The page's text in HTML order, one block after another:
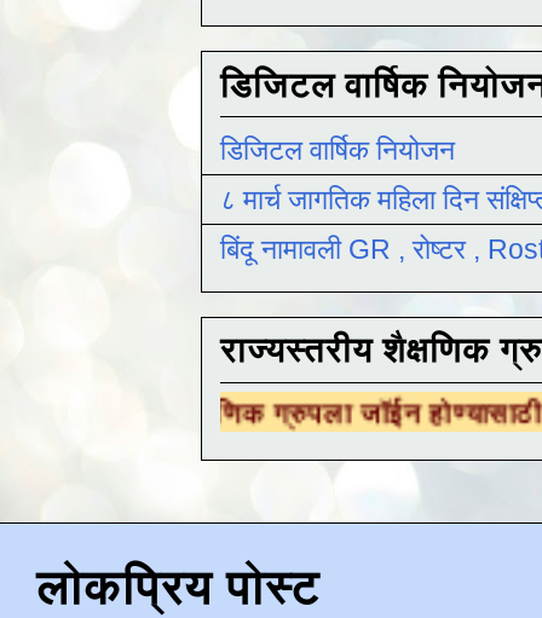
डिजिटल वार्षिक
डिजिटल वार्षिक नियोजन
८ मार्च जागतिक महिला दिन
बिंदू नामावली GR , रोष्टर ,
राज्यस्तरीय शैक्षणिक
ग्रुपला जॉईन होण्यासाठीयेथे क्लिक
लोकप्रिय पोस्ट